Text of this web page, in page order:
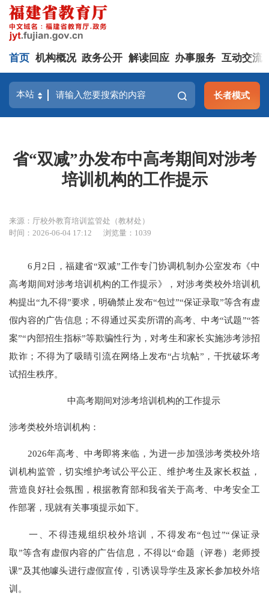
首页 机构概况 政务公开 解读回应 办事服务 互动交流
长者模式
省“双减”办发布中高考期间对涉考
培训机构的工作提示
来源：厅校外教育培训监管处（教材处）
时间：2026-06-04 17:12
浏览量：1039
6月2日，福建省“双减”工作专门协调机制办公室发布《中
高考期间对涉考培训机构的工作提示》，对涉考类校外培训机
构提出“九不得”要求，明确禁止发布“包过”“保证录取”等含有虚
假内容的广告信息；不得通过买卖所谓的高考、中考“试题”“答
案”“内部招生指标”等欺骗性行为，对考生和家长实施涉考涉招
欺诈；不得为了吸睛引流在网络上发布“占坑帖”，干扰破坏考
试招生秩序。
中高考期间对涉考培训机构的工作提示
涉考类校外培训机构：
2026年高考、中考即将来临，为进一步加强涉考类校外培
训机构监管，切实维护考试公平公正、维护考生及家长权益，
营造良好社会氛围，根据教育部和我省关于高考、中考安全工
作部署，现就有关事项提示如下。
一、不得违规组织校外培训，不得发布“包过”“保证录
取”等含有虚假内容的广告信息，不得以“命题（评卷）老师授
课”及其他噱头进行虚假宣传，引诱误导学生及家长参加校外培
训。